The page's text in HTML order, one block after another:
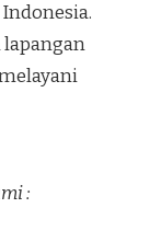
lapangan
: